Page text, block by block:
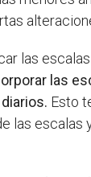
las
las
Esto
las escalas